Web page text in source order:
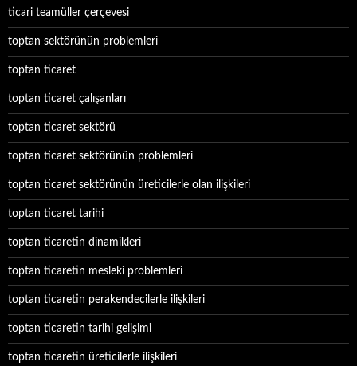
ticari teamüller çerçevesi
toptan sektörünün problemleri
toptan ticaret
toptan ticaret çalışanları
toptan ticaret sektörü
toptan ticaret sektörünün problemleri
toptan ticaret sektörünün üreticilerle olan ilişkileri
toptan ticaret tarihi
toptan ticaretin dinamikleri
toptan ticaretin mesleki problemleri
toptan ticaretin perakendecilerle ilişkileri
toptan ticaretin tarihi gelişimi
toptan ticaretin üreticilerle ilişkileri